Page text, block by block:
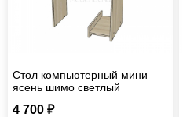
Стол компьютерный мини
ясень шимо светлый
4 700 ₽